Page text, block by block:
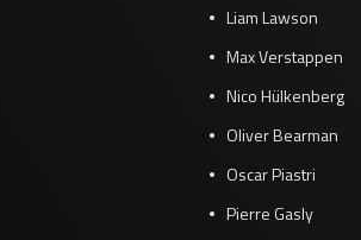
Liam Lawson
Max Verstappen
Nico Hülkenberg
Oliver Bearman
Oscar Piastri
Pierre Gasly